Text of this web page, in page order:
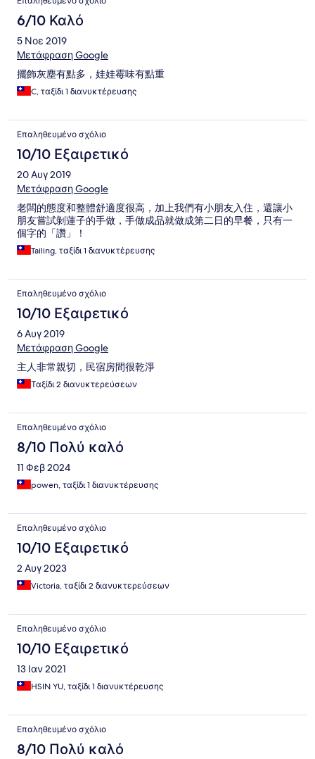
6/10 Καλό
5 Νοε 2019
Μετάφραση Google
擺飾灰塵有點多，娃娃霉味有點重
C, ταξίδι 1 διανυκτέρευσης
Επαληθευμένο σχόλιο
10/10 Εξαιρετικό
20 Αυγ 2019
Μετάφραση Google
老闆的態度和整體舒適度很高，加上我們有小朋友入住，還讓小
朋友嘗試剝蓮子的手做，手做成品就做成第二日的早餐，只有一
個字的「讚」！
Tailing, ταξίδι 1 διανυκτέρευσης
Επαληθευμένο σχόλιο
10/10 Εξαιρετικό
6 Αυγ 2019
Μετάφραση Google
主人非常親切，民宿房間很乾淨
Ταξίδι 2 διανυκτερεύσεων
Επαληθευμένο σχόλιο
8/10 Πολύ καλό
11 Φεβ 2024
powen, ταξίδι 1 διανυκτέρευσης
Επαληθευμένο σχόλιο
10/10 Εξαιρετικό
2 Αυγ 2023
Victoria, ταξίδι 2 διανυκτερεύσεων
Επαληθευμένο σχόλιο
10/10 Εξαιρετικό
13 Ιαν 2021
HSIN YU, ταξίδι 1 διανυκτέρευσης
Επαληθευμένο σχόλιο
8/10 Πολύ καλό